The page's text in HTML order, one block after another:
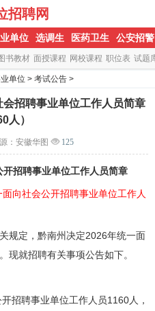
招聘网
单位 选调生 医药卫生 公安招警
书教材 面授课程 网校课程 职位表 试题
单位 >考试公告 >
招聘事业单位工作人员简章
人）
：安徽华图 125
招聘事业单位工作人员简章
向社会公开招聘事业单位工作人
定，黔南州决定2026年统一面
现就招聘有关事项公告如下。
聘事业单位工作人员1160人，